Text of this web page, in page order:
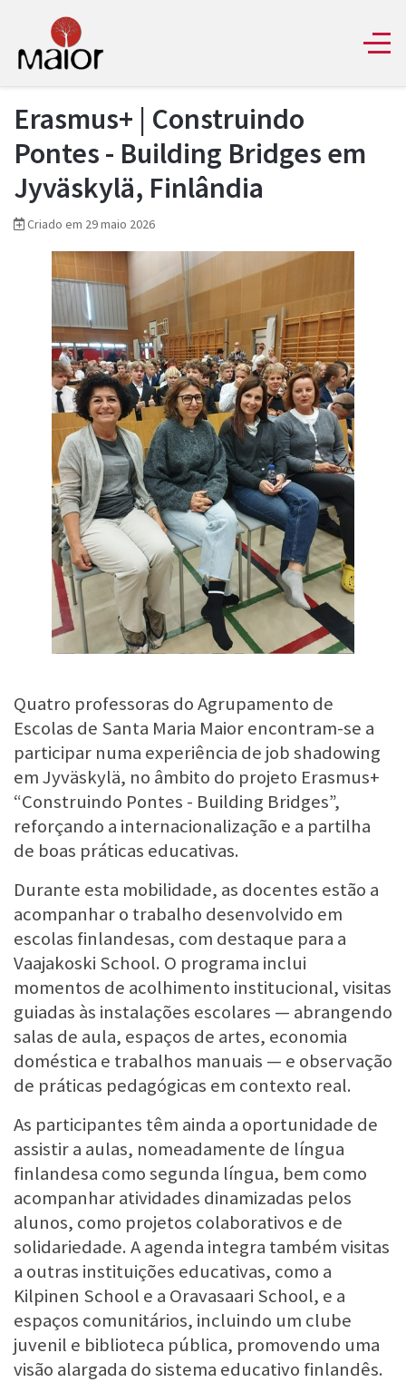
Erasmus+ | Construindo
Pontes - Building Bridges em
Jyväskylä, Finlândia
Criado em 29 maio 2026
Quatro professoras do Agrupamento de
Escolas de Santa Maria Maior encontram-se a
participar numa experiência de job shadowing
em Jyväskylä, no âmbito do projeto Erasmus+
“Construindo Pontes - Building Bridges”,
reforçando a internacionalização e a partilha
de boas práticas educativas.
Durante esta mobilidade, as docentes estão a
acompanhar o trabalho desenvolvido em
escolas finlandesas, com destaque para a
Vaajakoski School. O programa inclui
momentos de acolhimento institucional, visitas
guiadas às instalações escolares — abrangendo
salas de aula, espaços de artes, economia
doméstica e trabalhos manuais — e observação
de práticas pedagógicas em contexto real.
As participantes têm ainda a oportunidade de
assistir a aulas, nomeadamente de língua
finlandesa como segunda língua, bem como
acompanhar atividades dinamizadas pelos
alunos, como projetos colaborativos e de
solidariedade. A agenda integra também visitas
a outras instituições educativas, como a
Kilpinen School e a Oravasaari School, e a
espaços comunitários, incluindo um clube
juvenil e biblioteca pública, promovendo uma
visão alargada do sistema educativo finlandês.